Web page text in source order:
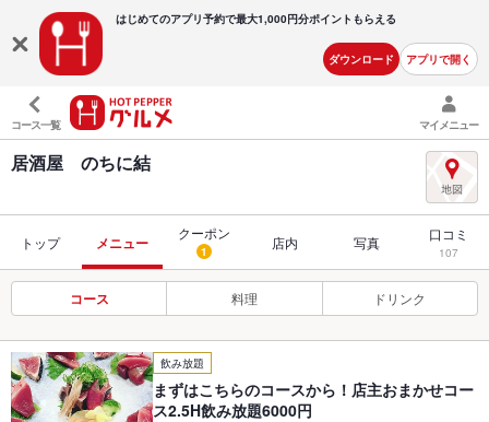
はじめてのアプリ予約で最大1,000円分ポイントもらえる
ダウンロード アプリで開く
コース一覧 マイメニュー
居酒屋 のちに結
トップ メニュー
クーポン
1 店内 写真 口コミ
107
コース 料理 ドリンク
飲み放題
まずはこちらのコースから！店主おまかせコー
ス2.5H飲み放題6000円